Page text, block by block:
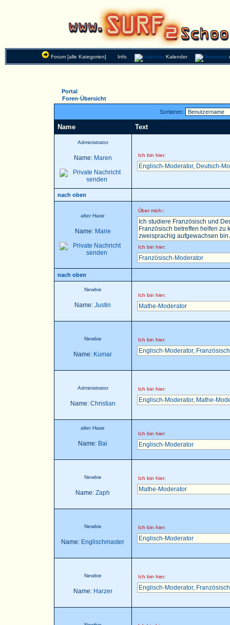
Forum [alle Kategorien] Info Kalender
Portal
Foren-Übersicht
Sortieren:
Name Text
Administrator
Name: Maren Ich bin hier:
Englisch-Moderator, Deutsch-
nach oben
alter Hase
Name: Marie
Über mich::
Ich studiere Französisch und
Französisch betreffen helfen zu
zweisprachig aufgewachsen
Ich bin hier:
Französisch-Moderator
nach oben
Newbie
Name: Justin
Ich bin hier:
Mathe-Moderator
Newbie
Name: Kumar
Ich bin hier:
Englisch-Moderator,
Administrator
Name: Christian
Ich bin hier:
Englisch-Moderator, Mathe-
alter Hase
Name: Bai
Ich bin hier:
Englisch-Moderator
Newbie
Name: Zaph
Ich bin hier:
Mathe-Moderator
Newbie
Name: Englischmaster
Ich bin hier:
Englisch-Moderator
Newbie
Name: Harzer
Ich bin hier:
Englisch-Moderator,